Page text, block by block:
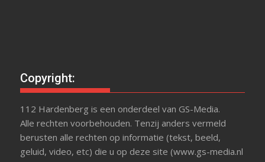
Copyright:
112 Hardenberg is een onderdeel van GS-Media.
Alle rechten voorbehouden. Tenzij anders vermeld
berusten alle rechten op informatie (tekst, beeld,
geluid, video, etc) die u op deze site (www.gs-media.nl